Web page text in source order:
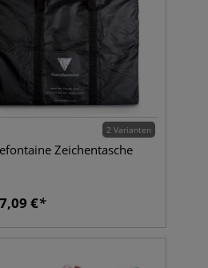
2 Varianten
Zeichentasche
€